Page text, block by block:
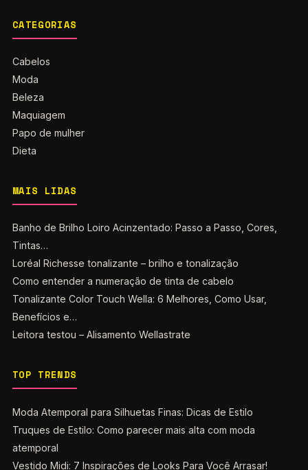
CATEGORIAS
Cabelos
Moda
Beleza
Maquiagem
Papo de mulher
Dieta
MAIS LIDAS
Banho de Brilho Loiro Acinzentado: Passo a Passo, Cores,
Tintas…
Loréal Richesse tonalizante – brilho e tonalização
Como entender a numeração de tinta de cabelo
Tonalizante Color Touch Wella: 6 Melhores, Como Usar,
Benefícios e…
Leitora testou – Alisamento Wellastrate
TOP TRENDS
Moda Atemporal para Silhuetas Finas: Dicas de Estilo
Truques de Estilo: Como parecer mais alta com moda
atemporal
Vestido Midi: 7 Inspirações de Looks Para Você Arrasar!